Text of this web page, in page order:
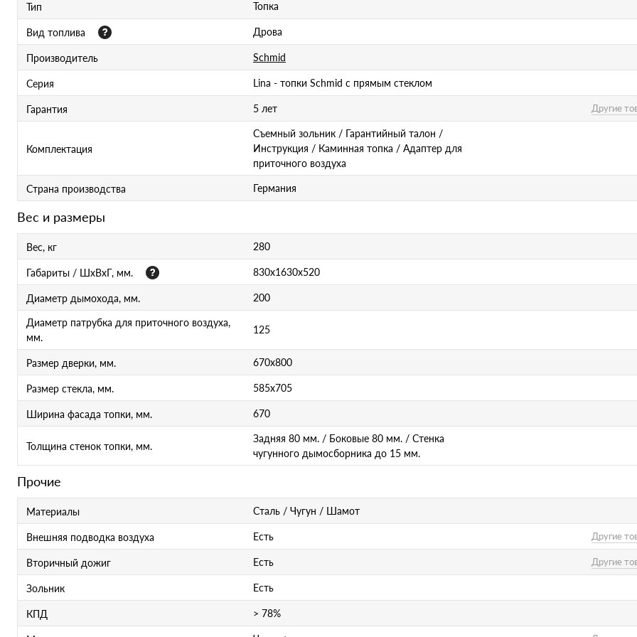
Тип Топка
Вид топлива Дрова
Производитель Schmid
Серия Lina - топки Schmid с прямым стеклом
Гарантия 5 лет Другие
Комплектация
Съемный зольник / Гарантийный талон /
Инструкция / Каминная топка / Адаптер для
приточного воздуха
Страна производства Германия
Вес и размеры
Вес, кг 280
Габариты / ШхВхГ, мм. 830x1630x520
Диаметр дымохода, мм. 200
Диаметр патрубка для приточного воздуха,
мм.
125
Размер дверки, мм. 670х800
Размер стекла, мм. 585х705
Ширина фасада топки, мм. 670
Толщина стенок топки, мм.
Задняя 80 мм. / Боковые 80 мм. / Стенка
чугунного дымосборника до 15 мм.
Прочие
Материалы Сталь / Чугун / Шамот
Внешняя подводка воздуха Есть Другие
Вторичный дожиг Есть Другие
Зольник Есть
КПД > 78%